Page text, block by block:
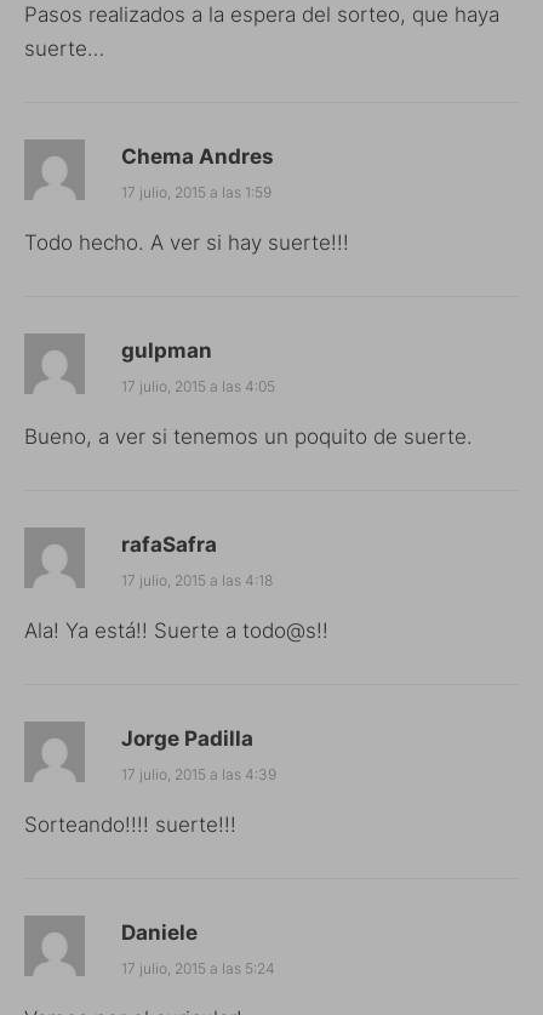
Pasos realizados a la espera del sorteo, que haya
suerte…
Chema Andres
17 julio, 2015 a las 1:59
Todo hecho. A ver si hay suerte!!!
gulpman
17 julio, 2015 a las 4:05
Bueno, a ver si tenemos un poquito de suerte.
rafaSafra
17 julio, 2015 a las 4:18
Ala! Ya está!! Suerte a todo@s!!
Jorge Padilla
17 julio, 2015 a las 4:39
Sorteando!!!! suerte!!!
Daniele
17 julio, 2015 a las 5:24